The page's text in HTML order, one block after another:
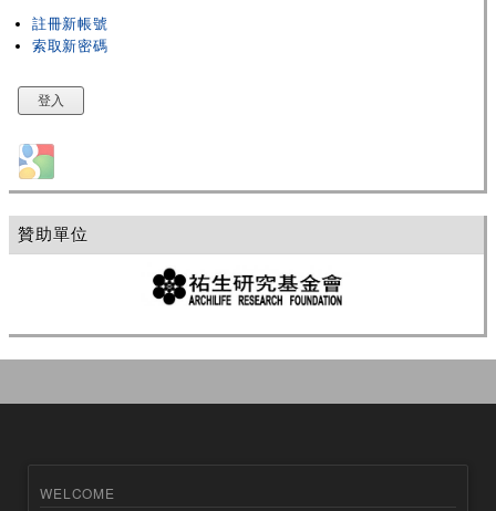
註冊新帳號
索取新密碼
Login with Google
贊助單位
WELCOME